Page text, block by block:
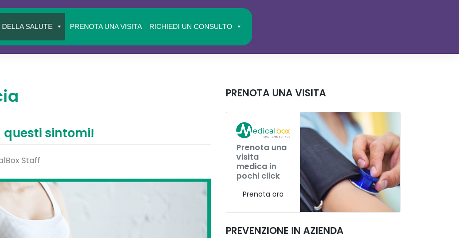
SALUTE PRENOTA UNA VISITA RICHIEDI UN CONSULTO
sintomi!
Staff
PRENOTA UNA VISITA
Prenota una
visita
medica in
pochi click
Prenota ora
PREVENZIONE IN AZIENDA